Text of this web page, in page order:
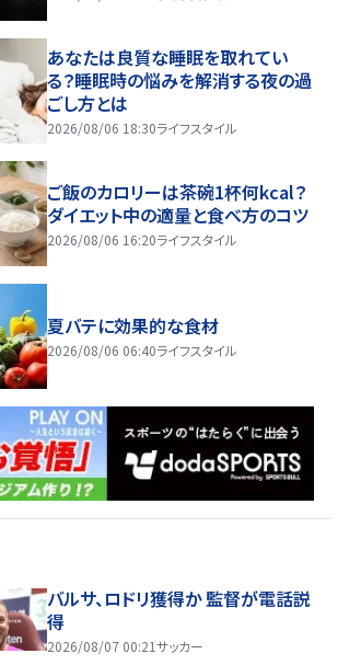
あなたは良質な睡眠を取れてい
る？睡眠時の悩みを解消する夜の過
ごし方とは
2026/08/06 18:30ライフスタイル
ご飯のカロリーは茶碗1杯何kcal？
ダイエット中の適量と食べ方のコツ
2026/08/06 16:20ライフスタイル
夏バテに効果的な食材
2026/08/06 06:40ライフスタイル
バルサ、ロドリ獲得か 監督が電話説
得
2026/08/07 00:21サッカー